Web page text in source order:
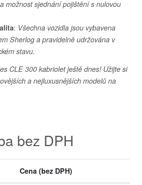
možnost sjednání pojištění s nulovou
: Všechna vozidla jsou vybavena
Sherlog a pravidelně udržována v
stavu.
CLE 300 kabriolet ještě dnes! Užijte si
a nejluxusnějších modelů na
bez DPH
Cena (bez DPH)